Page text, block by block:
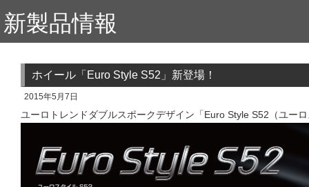
新製品情報
ホイール「Euro Style S52」新登場！
2015年5月7日
ユーロトレンドダブルスポークデザイン「Euro Style S52（ユー